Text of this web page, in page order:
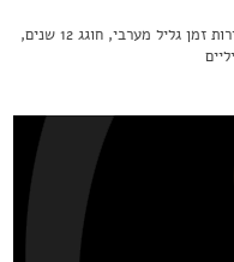
יריד זמן יין, של עמותת התיירות זמן גליל מערבי, חוגג 12 שנים,